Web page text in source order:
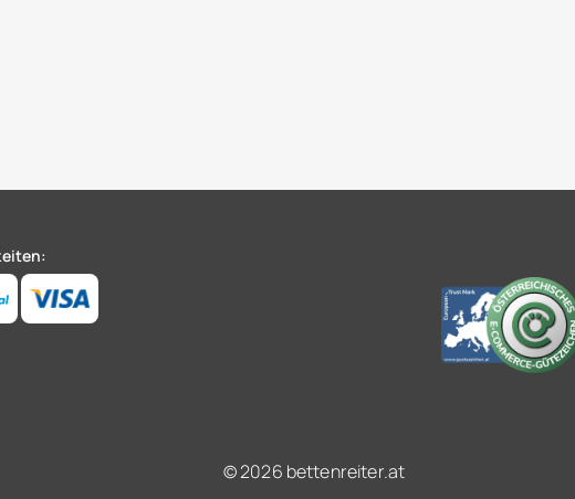
© 2026 bettenreiter.at